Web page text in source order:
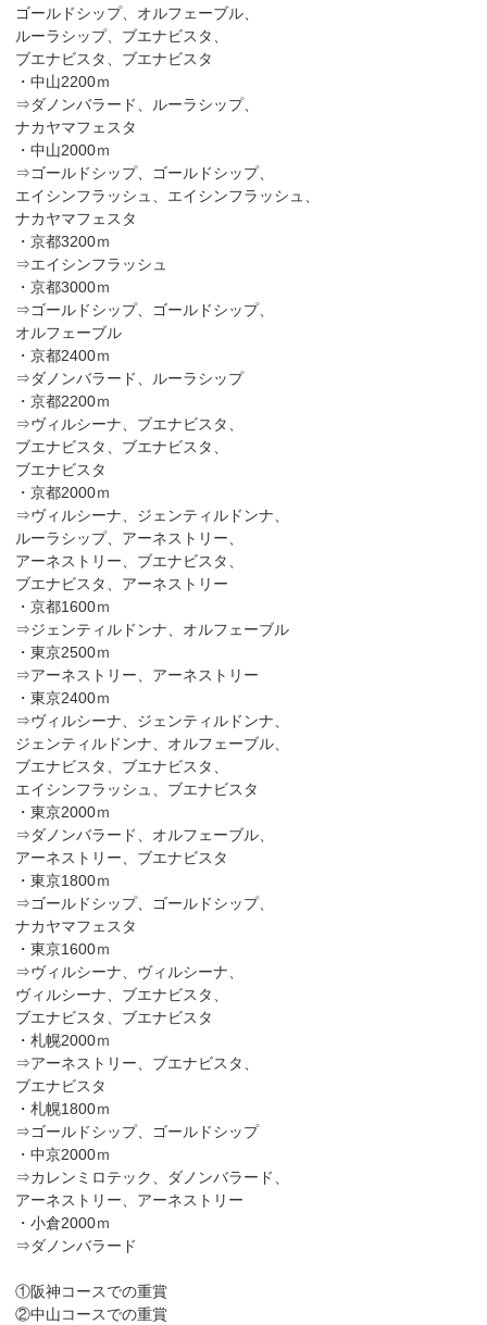
ゴールドシップ、オルフェーブル、
ルーラシップ、ブエナビスタ、
ブエナビスタ、ブエナビスタ
・中山2200ｍ
⇒ダノンバラード、ルーラシップ、
ナカヤマフェスタ
・中山2000ｍ
⇒ゴールドシップ、ゴールドシップ、
エイシンフラッシュ、エイシンフラッシュ、
ナカヤマフェスタ
・京都3200ｍ
⇒エイシンフラッシュ
・京都3000ｍ
⇒ゴールドシップ、ゴールドシップ、
オルフェーブル
・京都2400ｍ
⇒ダノンバラード、ルーラシップ
・京都2200ｍ
⇒ヴィルシーナ、ブエナビスタ、
ブエナビスタ、ブエナビスタ、
ブエナビスタ
・京都2000ｍ
⇒ヴィルシーナ、ジェンティルドンナ、
ルーラシップ、アーネストリー、
アーネストリー、ブエナビスタ、
ブエナビスタ、アーネストリー
・京都1600ｍ
⇒ジェンティルドンナ、オルフェーブル
・東京2500ｍ
⇒アーネストリー、アーネストリー
・東京2400ｍ
⇒ヴィルシーナ、ジェンティルドンナ、
ジェンティルドンナ、オルフェーブル、
ブエナビスタ、ブエナビスタ、
エイシンフラッシュ、ブエナビスタ
・東京2000ｍ
⇒ダノンバラード、オルフェーブル、
アーネストリー、ブエナビスタ
・東京1800ｍ
⇒ゴールドシップ、ゴールドシップ、
ナカヤマフェスタ
・東京1600ｍ
⇒ヴィルシーナ、ヴィルシーナ、
ヴィルシーナ、ブエナビスタ、
ブエナビスタ、ブエナビスタ
・札幌2000ｍ
⇒アーネストリー、ブエナビスタ、
ブエナビスタ
・札幌1800ｍ
⇒ゴールドシップ、ゴールドシップ
・中京2000ｍ
⇒カレンミロテック、ダノンバラード、
アーネストリー、アーネストリー
・小倉2000ｍ
⇒ダノンバラード
①阪神コースでの重賞
②中山コースでの重賞